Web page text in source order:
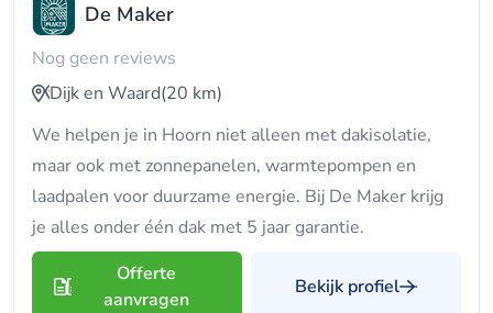
De Maker
Nog geen reviews
Dijk en Waard(20 km)
We helpen je in Hoorn niet alleen met dakisolatie,
maar ook met zonnepanelen, warmtepompen en
laadpalen voor duurzame energie. Bij De Maker krijg
je alles onder één dak met 5 jaar garantie.
Offerte
aanvragen
Bekijk profiel